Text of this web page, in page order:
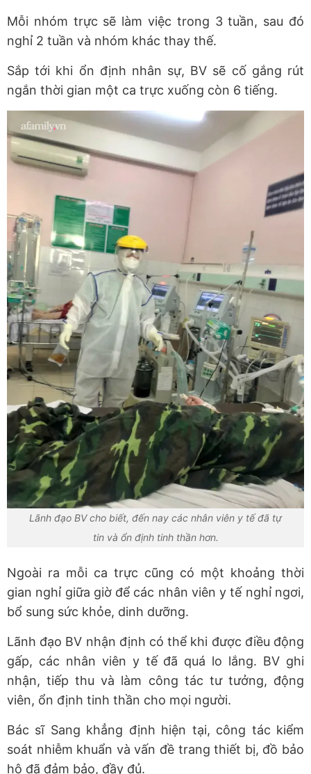
Mỗi nhóm trực sẽ làm việc trong 3 tuần, sau đó
nghỉ 2 tuần và nhóm khác thay thế.
Sắp tới khi ổn định nhân sự, BV sẽ cố gắng rút
ngắn thời gian một ca trực xuống còn 6 tiếng.
Lãnh đạo BV cho biết, đến nay các nhân viên y tế đã tự
tin và ổn định tinh thần hơn.
Ngoài ra mỗi ca trực cũng có một khoảng thời
gian nghỉ giữa giờ để các nhân viên y tế nghỉ ngơi,
bổ sung sức khỏe, dinh dưỡng.
Lãnh đạo BV nhận định có thể khi được điều động
gấp, các nhân viên y tế đã quá lo lắng. BV ghi
nhận, tiếp thu và làm công tác tư tưởng, động
viên, ổn định tinh thần cho mọi người.
Bác sĩ Sang khẳng định hiện tại, công tác kiểm
soát nhiễm khuẩn và vấn đề trang thiết bị, đồ bảo
hộ đã đảm bảo, đầy đủ.